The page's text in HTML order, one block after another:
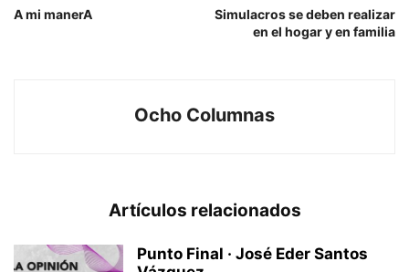
A mi manerA
Simulacros se deben realizar
en el hogar y en familia
Ocho Columnas
Artículos relacionados
Punto Final · José Eder Santos